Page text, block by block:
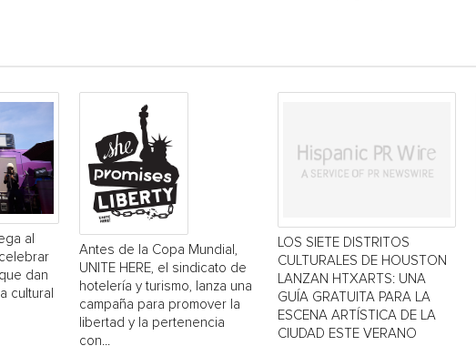
al
dan
cultural
Antes de la Copa Mundial,
UNITE HERE, el sindicato de
hotelería y turismo, lanza una
campaña para promover la
libertad y la pertenencia
con...
LOS SIETE DISTRITOS
CULTURALES DE HOUSTON
LANZAN HTXARTS: UNA
GUÍA GRATUITA PARA LA
ESCENA ARTÍSTICA DE LA
CIUDAD ESTE VERANO